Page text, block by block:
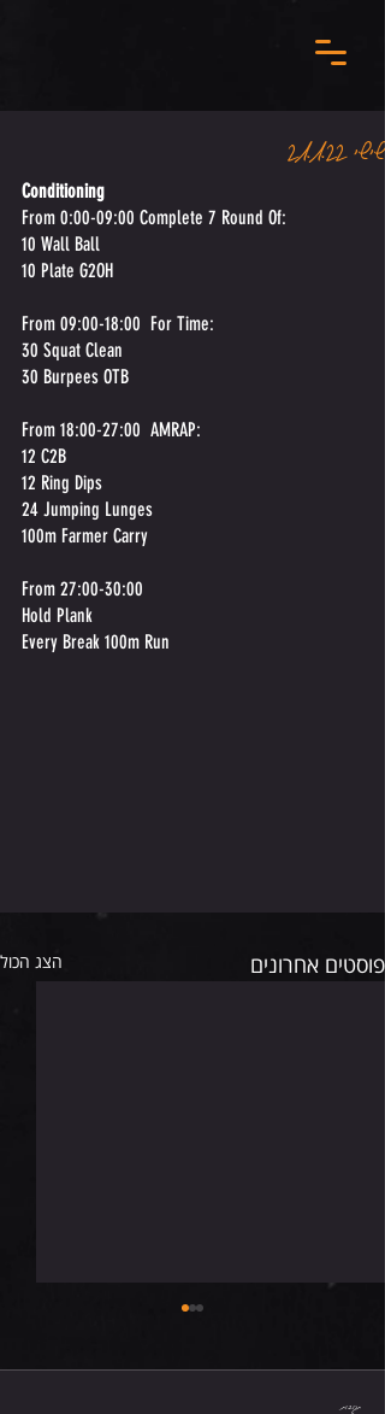
שישי 21.1.22
Conditioning
From 0:00-09:00 Complete 7 Round Of:
10 Wall Ball
10 Plate G2OH
From 09:00-18:00  For Time:
30 Squat Clean
30 Burpees OTB
From 18:00-27:00  AMRAP:
12 C2B
12 Ring Dips
24 Jumping Lunges
100m Farmer Carry
From 27:00-30:00
Hold Plank
Every Break 100m Run
פוסטים אחרונים הצג הכול
שישי 7.8.26
תגובות